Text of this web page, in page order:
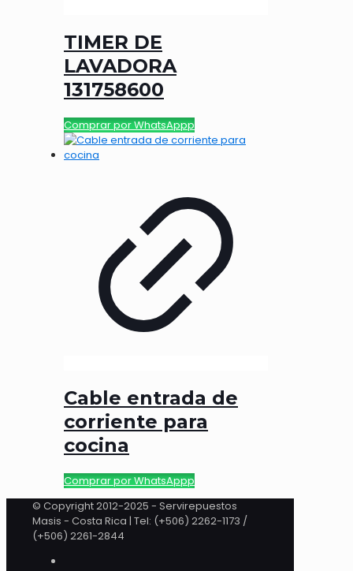
TIMER DE
LAVADORA
131758600
Comprar por WhatsAppp
Cable entrada de
corriente para
cocina
Comprar por WhatsAppp
© Copyright 2012-2025 - Servirepuestos
Masis - Costa Rica | Tel: (+506) 2262-1173 /
(+506) 2261-2844